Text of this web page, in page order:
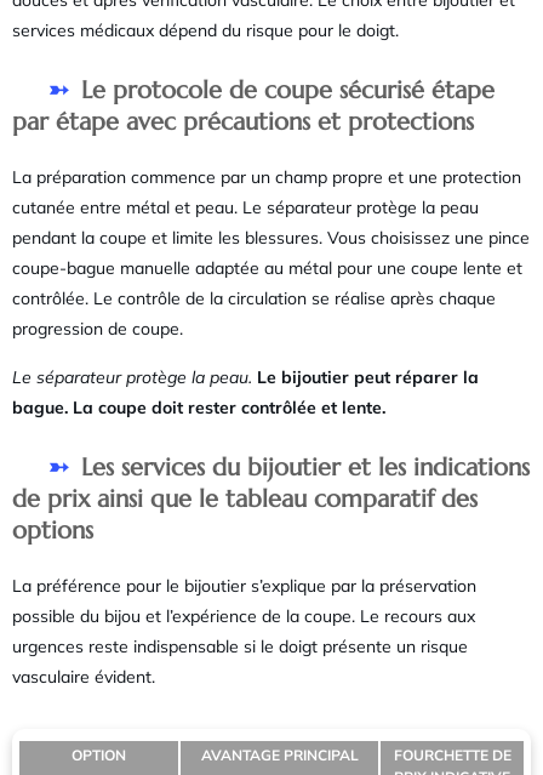
services médicaux dépend du risque pour le doigt.
Le protocole de coupe sécurisé étape
par étape avec précautions et protections
La préparation commence par un champ propre et une protection
cutanée entre métal et peau. Le séparateur protège la peau
pendant la coupe et limite les blessures. Vous choisissez une pince
coupe-bague manuelle adaptée au métal pour une coupe lente et
contrôlée. Le contrôle de la circulation se réalise après chaque
progression de coupe.
Le séparateur protège la peau. Le bijoutier peut réparer la
bague. La coupe doit rester contrôlée et lente.
Les services du bijoutier et les indications
de prix ainsi que le tableau comparatif des
options
La préférence pour le bijoutier s’explique par la préservation
possible du bijou et l’expérience de la coupe. Le recours aux
urgences reste indispensable si le doigt présente un risque
vasculaire évident.
OPTION AVANTAGE PRINCIPAL
FOURCHETTE DE